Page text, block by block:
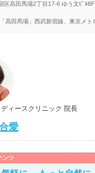
区高田馬場2丁目17-6 ゆう文ﾋﾞﾙ8F
高田馬場」西武新宿線、東京メ
ディースクリニック 院長
愛
ンツ